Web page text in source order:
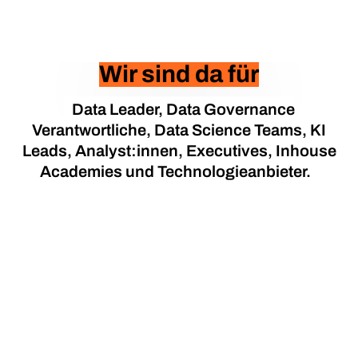
Wir sind da für
Data Leader, Data Governance
Verantwortliche, Data Science Teams, KI
Leads, Analyst:innen, Executives, Inhouse
Academies und Technologieanbieter.